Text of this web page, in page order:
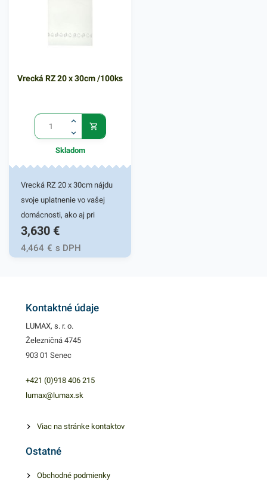
Vrecká RZ 20 x 30cm /100ks
Skladom
Vrecká RZ 20 x 30cm nájdu
svoje uplatnenie vo vašej
domácnosti, ako aj pri
rôznych pracovných
činnostiach.
Rýchlouzatváracie vrecká sú
druhu. Praktický dizajn
použitie a funkčné izolovanie
LDPE priehľadný materiál,
hygienicky nezávadný.
manipuláciu pri vkladaní
Balenie obsahuje 100 kusov
3,630 €
4,464 € s DPH
Kontaktné údaje
LUMAX, s. r. o.
Železničná 4745
903 01 Senec
+421 (0)918 406 215
lumax@lumax.sk
Viac na stránke kontaktov
Ostatné
Obchodné podmienky